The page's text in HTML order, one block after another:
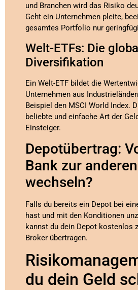
und Branchen wird das Risiko
Geht ein Unternehmen pleite,
gesamtes Portfolio nur
Welt-ETFs: Die
Diversifikation
Ein Welt-ETF bildet die
Unternehmen aus
Beispiel den MSCI World Index.
beliebte und einfache Art der
Einsteiger.
Depotübertrag:
Bank zur anderen
wechseln?
Falls du bereits ein Depot bei
hast und mit den Konditionen
kannst du dein Depot kostenlos
Broker übertragen.
du dein Geld